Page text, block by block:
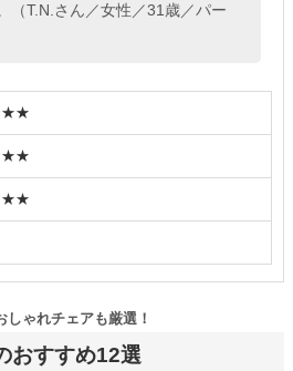
（T.N.さん／女性／31歳／パー
おすすめ12選
ゃれチェアも厳選！